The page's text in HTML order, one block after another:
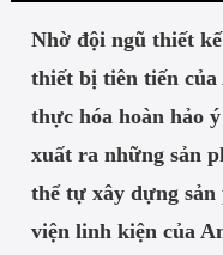
Nhờ đội ngũ thiết
thiết bị tiên tiến của
thực hóa hoàn hảo
xuất ra những sản
thể tự xây dựng
viện linh kiện của